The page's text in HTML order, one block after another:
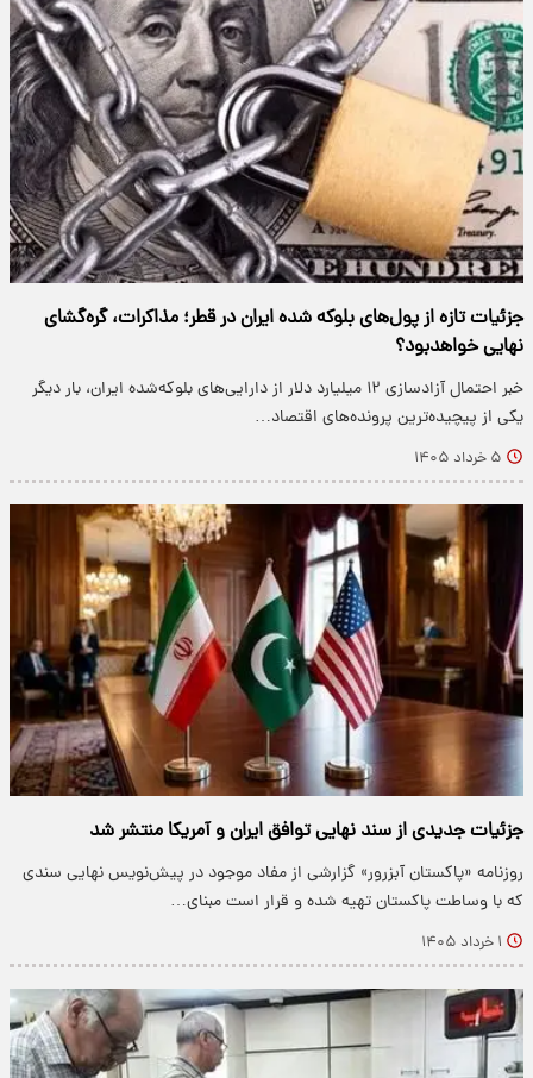
جزئیات تازه از پول‌های بلوکه شده ایران در قطر؛ مذاکرات، گره‌گشای
نهایی خواهدبود؟
خبر احتمال آزادسازی ۱۲ میلیارد دلار از دارایی‌های بلوکه‌شده ایران، بار دیگر
یکی از پیچیده‌ترین پرونده‌های اقتصاد…
۵ خرداد ۱۴۰۵
جزئیات جدیدی از سند نهایی توافق ایران و آمریکا منتشر شد
روزنامه «پاکستان آبزرور» گزارشی از مفاد موجود در پیش‌نویس نهایی سندی
که با وساطت پاکستان تهیه شده و قرار است مبنای…
۱ خرداد ۱۴۰۵